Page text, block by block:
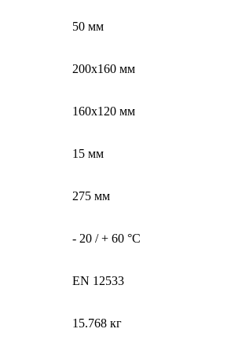
50 мм
200х160 мм
160х120 мм
15 мм
275 мм
- 20 / + 60 °C
EN 12533
15.768 кг